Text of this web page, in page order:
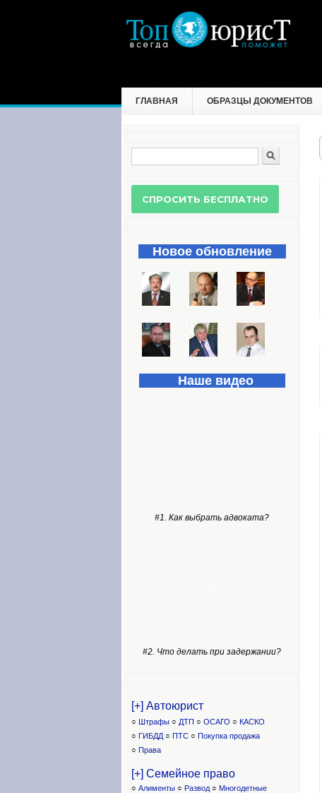
ГЛАВНАЯ ОБРАЗЦЫ ДОКУМЕНТОВ
Форма поиска
Новое обновление
Наше видео
#1. Как выбрать адвоката?
#2. Что делать при задержании?
[+] Автоюрист
○ Штрафы ○ ДТП ○ ОСАГО ○ КАСКО
○ ГИБДД ○ ПТС ○ Покупка продажа
○ Права
[+] Семейное право
○ Алименты ○ Развод ○ Многодетные